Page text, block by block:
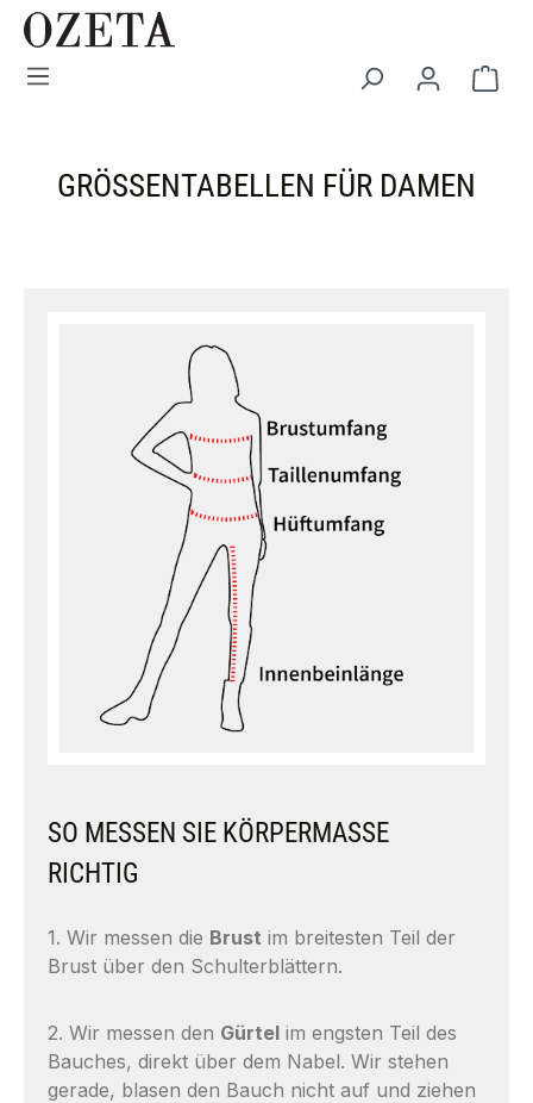
Zum Hauptinhalt springen
GRÖSSENTABELLEN FÜR DAMEN
SO MESSEN SIE KÖRPERMASSE
RICHTIG
1. Wir messen die Brust im breitesten Teil der
Brust über den Schulterblättern.
2. Wir messen den Gürtel im engsten Teil des
Bauches, direkt über dem Nabel. Wir stehen
gerade, blasen den Bauch nicht auf und ziehen